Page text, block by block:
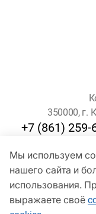
Мы используем
нашего сайта и
использования.
выражаете своё
350000, г.
+7 (861) 259-
Для
©
Сетевое издание
службой по надзору